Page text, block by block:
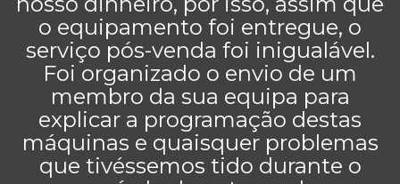
o equipamento foi entregue, o
serviço pós-venda foi inigualável.
Foi organizado o envio de um
membro da sua equipa para
explicar a programação destas
máquinas e quaisquer problemas
que tivéssemos tido durante o